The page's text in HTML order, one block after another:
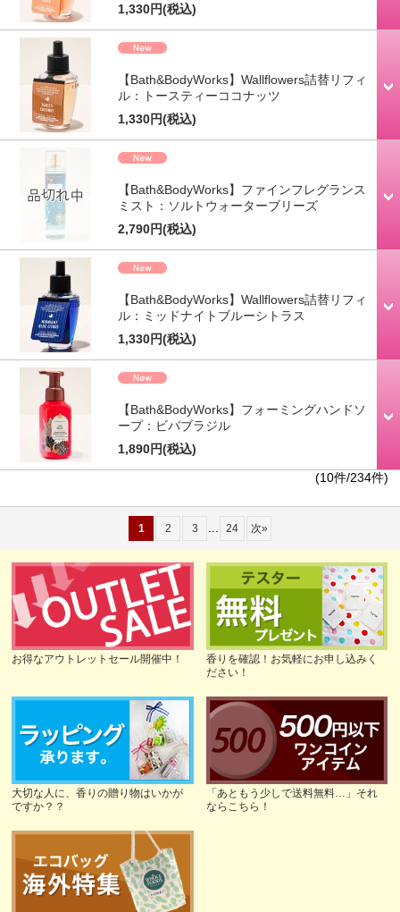
1,330円(税込)
【Bath&BodyWorks】Wallflowers詰替リフィ
ル：トースティーココナッツ
1,330円(税込)
【Bath&BodyWorks】ファインフレグランス
ミスト：ソルトウォーターブリーズ
2,790円(税込)
【Bath&BodyWorks】Wallflowers詰替リフィ
ル：ミッドナイトブルーシトラス
1,330円(税込)
【Bath&BodyWorks】フォーミングハンドソ
ープ：ビバブラジル
1,890円(税込)
(10件/234件)
1 2 3 ... 24 次»
お得なアウトレットセール開催中！
香りを確認！お気軽にお申し込みく
ださい！
大切な人に、香りの贈り物はいかが
ですか？？
「あともう少しで送料無料…」それ
ならこちら！